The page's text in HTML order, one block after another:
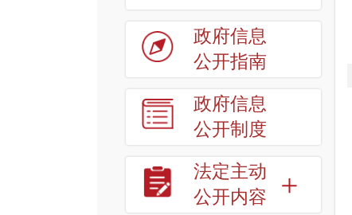
政府信息
公开指南
政府信息
公开制度
法定主动
公开内容